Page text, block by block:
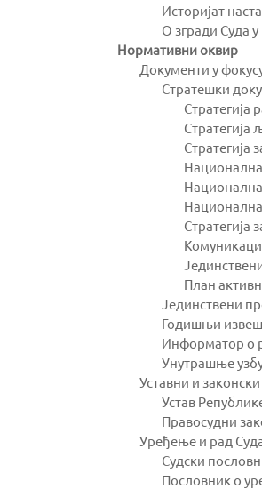
Историјат
О згради Суда
Нормативни оквир
Документи у
Стратешки
Стратегија
Стратегија
Стратегија
Национална
Национална
Национална
План
Јединствени
Годишњи
Информатор о
Унутрашње
Уставни и
Устав
Правосудни
Уређење и рад
Судски
Пословник о